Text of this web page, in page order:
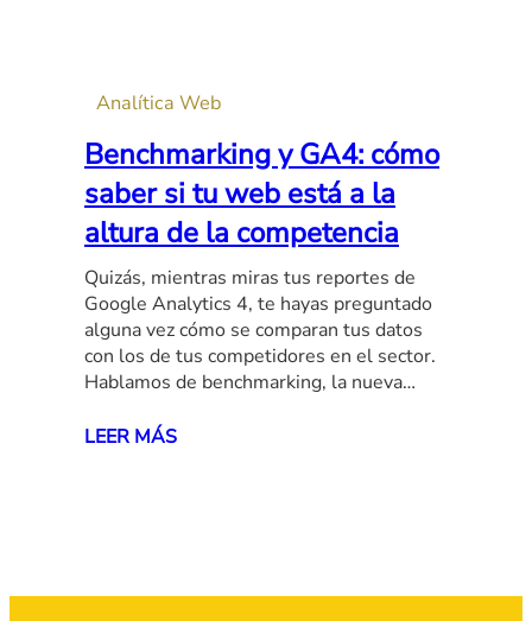
Analítica Web
Benchmarking y GA4: cómo
saber si tu web está a la
altura de la competencia
Quizás, mientras miras tus reportes de
Google Analytics 4, te hayas preguntado
alguna vez cómo se comparan tus datos
con los de tus competidores en el sector.
Hablamos de benchmarking, la nueva…
LEER MÁS